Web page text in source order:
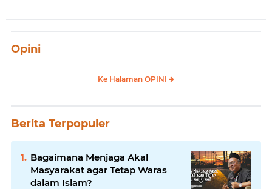
Opini
Ke Halaman OPINI
Berita Terpopuler
Bagaimana Menjaga Akal
Masyarakat agar Tetap Waras
dalam Islam?